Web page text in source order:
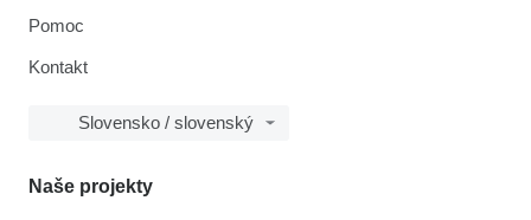
Pomoc
Kontakt
Slovensko / slovenský
Naše projekty